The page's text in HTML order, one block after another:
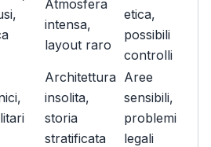
Atmosfera
intensa,
layout raro
etica,
possibili
controlli
Architettura
insolita,
storia
stratificata
Aree
sensibili,
problemi
legali